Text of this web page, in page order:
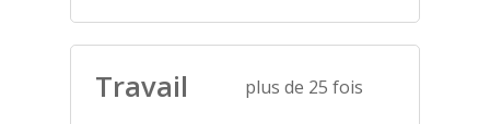
Travail plus de 25 fois